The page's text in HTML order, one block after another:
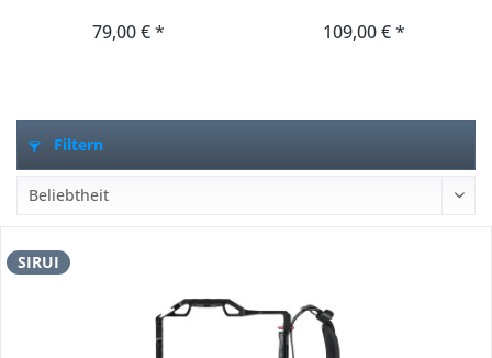
79,00 € * 109,00 € *
Filtern
SIRUI